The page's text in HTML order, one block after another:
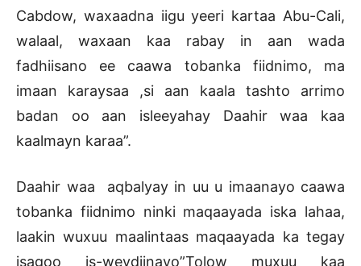
Cabdow, waxaadna iigu yeeri kartaa Abu-Cali,
walaal, waxaan kaa rabay in aan wada
fadhiisano ee caawa tobanka fiidnimo, ma
imaan karaysaa ,si aan kaala tashto arrimo
badan oo aan isleeyahay Daahir waa kaa
kaalmayn karaa”.
Daahir waa aqbalyay in uu u imaanayo caawa
tobanka fiidnimo ninki maqaayada iska lahaa,
laakin wuxuu maalintaas maqaayada ka tegay
isagoo is-weydiinayo”Tolow muxuu kaa